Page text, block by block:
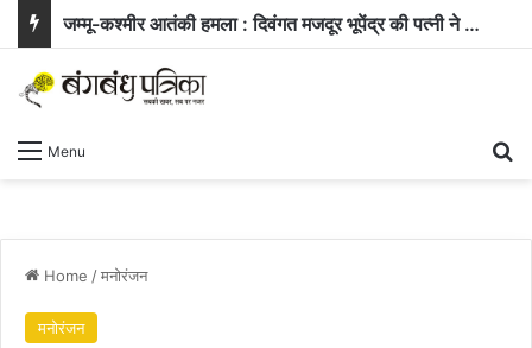
जम्मू-कश्मीर आतंकी हमला : दिवंगत मजदूर भूपेंद्र की पत्नी ने सरकार से मांगी नौकरी और बच्चे के लिए आर्थिक सहायता
Menu
Home /मनोरंजन
मनोरंजन